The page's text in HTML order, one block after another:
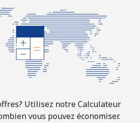
Utilisez notre Calculateur
vous pouvez économiser.